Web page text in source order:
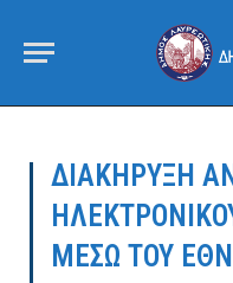
ΔΙΑΚΗΡΥΞΗ
ΜΕΣΩ ΤΟΥ